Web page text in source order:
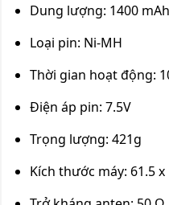
Dung lượng: 1400 mAh
Loại pin: Ni-MH
Thời gian hoạt động:
Điện áp pin: 7.5V
Trọng lượng: 421g
Kích thước máy: 61.5 x